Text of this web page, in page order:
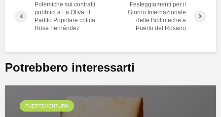
Polemiche sui contratti
pubblici a La Oliva: il
Partito Popolare critica
Rosa Fernández
Festeggiamenti per il
Giorno Internazionale
delle Biblioteche a
Puerto del Rosario
Potrebbero interessarti
FUERTEVENTURA